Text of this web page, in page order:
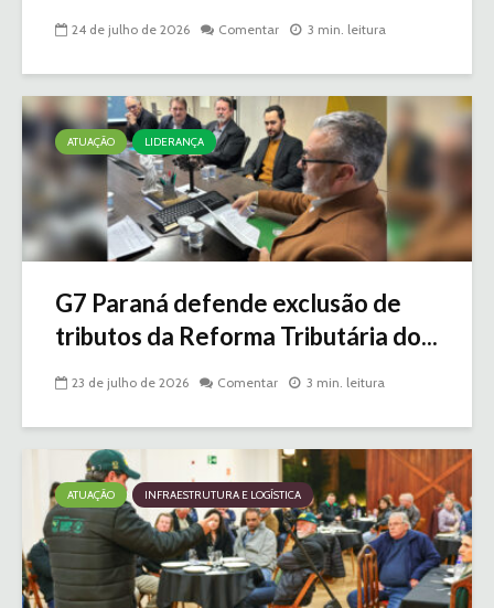
24 de julho de 2026 Comentar 3 min. leitura
ATUAÇÃO LIDERANÇA
G7 Paraná defende exclusão de
tributos da Reforma Tributária do...
23 de julho de 2026 Comentar 3 min. leitura
ATUAÇÃO INFRAESTRUTURA E LOGÍSTICA